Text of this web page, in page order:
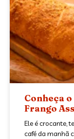
Conheça
Frango
Ele é crocante,
café da manhã